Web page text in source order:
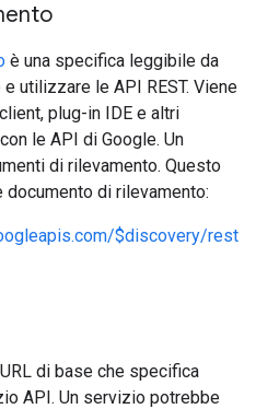
è una specifica leggibile da
utilizzare le API REST. Viene
plug-in IDE e altri
le API di Google. Un
di rilevamento. Questo
di rilevamento:
$discovery/rest
di base che specifica
API. Un servizio potrebbe